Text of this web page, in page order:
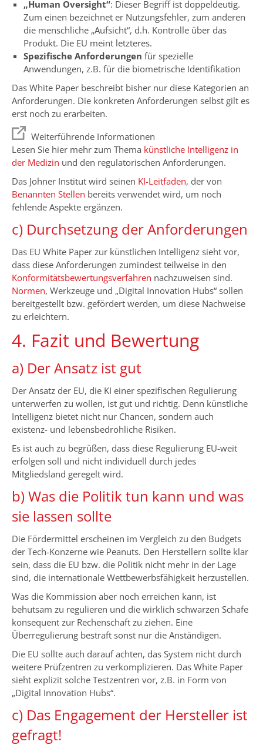
„Human Oversight“: Dieser Begriff ist doppeldeutig.
Zum einen bezeichnet er Nutzungsfehler, zum anderen
die menschliche „Aufsicht“, d.h. Kontrolle über das
Produkt. Die EU meint letzteres.
Spezifische Anforderungen für spezielle
Anwendungen, z.B. für die biometrische Identifikation
Das White Paper beschreibt bisher nur diese Kategorien an
Anforderungen. Die konkreten Anforderungen selbst gilt es
erst noch zu erarbeiten.
Weiterführende Informationen
Lesen Sie hier mehr zum Thema künstliche Intelligenz in
der Medizin und den regulatorischen Anforderungen.
Das Johner Institut wird seinen KI-Leitfaden, der von
Benannten Stellen bereits verwendet wird, um noch
fehlende Aspekte ergänzen.
c) Durchsetzung der Anforderungen
Das EU White Paper zur künstlichen Intelligenz sieht vor,
dass diese Anforderungen zumindest teilweise in den
Konformitätsbewertungsverfahren nachzuweisen sind.
Normen, Werkzeuge und „Digital Innovation Hubs“ sollen
bereitgestellt bzw. gefördert werden, um diese Nachweise
zu erleichtern.
4. Fazit und Bewertung
a) Der Ansatz ist gut
Der Ansatz der EU, die KI einer spezifischen Regulierung
unterwerfen zu wollen, ist gut und richtig. Denn künstliche
Intelligenz bietet nicht nur Chancen, sondern auch
existenz- und lebensbedrohliche Risiken.
Es ist auch zu begrüßen, dass diese Regulierung EU-weit
erfolgen soll und nicht individuell durch jedes
Mitgliedsland geregelt wird.
b) Was die Politik tun kann und was
sie lassen sollte
Die Fördermittel erscheinen im Vergleich zu den Budgets
der Tech-Konzerne wie Peanuts. Den Herstellern sollte klar
sein, dass die EU bzw. die Politik nicht mehr in der Lage
sind, die internationale Wettbewerbsfähigkeit herzustellen.
Was die Kommission aber noch erreichen kann, ist
behutsam zu regulieren und die wirklich schwarzen Schafe
konsequent zur Rechenschaft zu ziehen. Eine
Überregulierung bestraft sonst nur die Anständigen.
Die EU sollte auch darauf achten, das System nicht durch
weitere Prüfzentren zu verkomplizieren. Das White Paper
sieht explizit solche Testzentren vor, z.B. in Form von
„Digital Innovation Hubs“.
c) Das Engagement der Hersteller ist
gefragt!